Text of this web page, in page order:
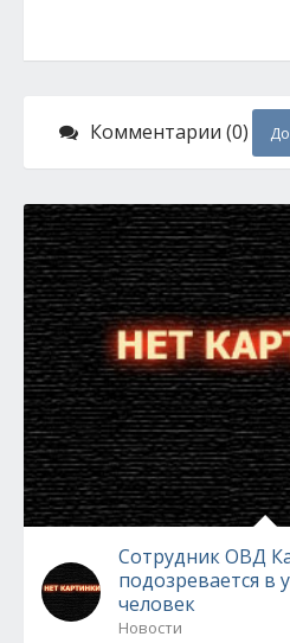
Комментарии (0)
Сотрудник ОВД
подозревается в
человек
Новости